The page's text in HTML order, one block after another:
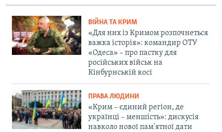
ВІЙНА ТА КРИМ
«Для них із Кримом розпочнеться
важка історія»: командир ОТУ
«Одеса» – про пастку для
російських військ на
Кінбурнській косі
ПРАВА ЛЮДИНИ
«Крим – єдиний регіон, де
українці – меншість»: дискусія
навколо нової пам'ятної дати